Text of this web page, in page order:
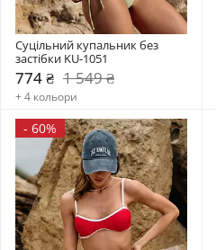
Суцільний купальник без
застібки KU-1051
774 ₴ 1 549 ₴
+ 4 кольори
- 60%